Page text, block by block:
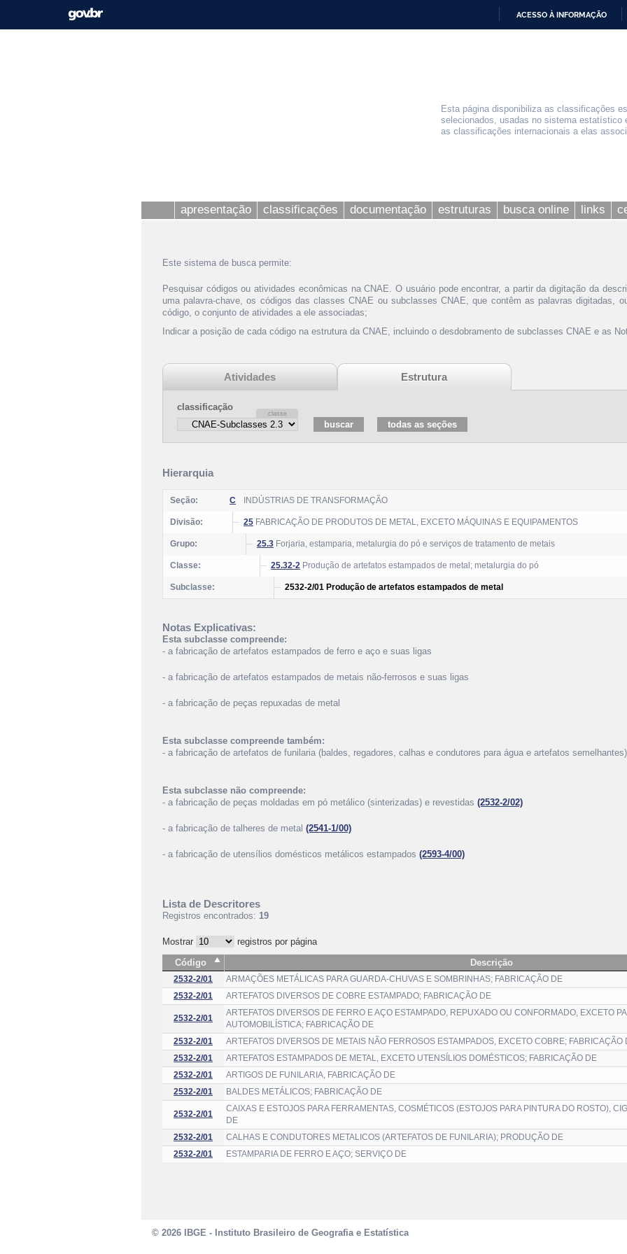
ACESSO À INFORMAÇÃO
Esta página disponibiliza as classificações
selecionados, usadas no sistema
as classificações internacionais a elas
apresentação classificações documentação estruturas busca online links
Este sistema de busca permite:
Pesquisar códigos ou atividades econômicas na CNAE. O usuário pode encontrar, a partir da digitação da
uma palavra-chave, os códigos das classes CNAE ou subclasses CNAE, que contêm as palavras digitadas,
código, o conjunto de atividades a ele associadas;
Indicar a posição de cada código na estrutura da CNAE, incluindo o desdobramento de subclasses CNAE e as
Atividades Estrutura
classificação
Hierarquia
Seção: C INDÚSTRIAS DE TRANSFORMAÇÃO
Divisão: 25 FABRICAÇÃO DE PRODUTOS DE METAL, EXCETO MÁQUINAS E EQUIPAMENTOS
Grupo: 25.3 Forjaria, estamparia, metalurgia do pó e serviços de tratamento de metais
Classe: 25.32-2 Produção de artefatos estampados de metal; metalurgia do pó
Subclasse: 2532-2/01 Produção de artefatos estampados de metal
Notas Explicativas:
Esta subclasse compreende:
- a fabricação de artefatos estampados de ferro e aço e suas ligas
- a fabricação de artefatos estampados de metais não-ferrosos e suas ligas
- a fabricação de peças repuxadas de metal
Esta subclasse compreende também:
- a fabricação de artefatos de funilaria (baldes, regadores, calhas e condutores para água e artefatos semelhantes)
Esta subclasse não compreende:
- a fabricação de peças moldadas em pó metálico (sinterizadas) e revestidas (2532-2/02)
- a fabricação de talheres de metal (2541-1/00)
- a fabricação de utensílios domésticos metálicos estampados (2593-4/00)
Lista de Descritores
Registros encontrados: 19
Mostrar
registros por página
Código
Descrição
2532-2/01
ARMAÇÕES METÁLICAS PARA GUARDA-CHUVAS E SOMBRINHAS; FABRICAÇÃO DE
2532-2/01
ARTEFATOS DIVERSOS DE COBRE ESTAMPADO; FABRICAÇÃO DE
2532-2/01
ARTEFATOS DIVERSOS DE FERRO E AÇO ESTAMPADO, REPUXADO OU CONFORMADO, EXCETO
AUTOMOBILÍSTICA; FABRICAÇÃO DE
2532-2/01
ARTEFATOS DIVERSOS DE METAIS NÃO FERROSOS ESTAMPADOS, EXCETO COBRE; FABRICAÇÃO
2532-2/01
ARTEFATOS ESTAMPADOS DE METAL, EXCETO UTENSÍLIOS DOMÉSTICOS; FABRICAÇÃO DE
2532-2/01
ARTIGOS DE FUNILARIA, FABRICAÇÃO DE
2532-2/01
BALDES METÁLICOS; FABRICAÇÃO DE
2532-2/01
CAIXAS E ESTOJOS PARA FERRAMENTAS, COSMÉTICOS (ESTOJOS PARA PINTURA DO ROSTO),
DE
2532-2/01
CALHAS E CONDUTORES METALICOS (ARTEFATOS DE FUNILARIA); PRODUÇÃO DE
2532-2/01
ESTAMPARIA DE FERRO E AÇO; SERVIÇO DE
© 2026 IBGE - Instituto Brasileiro de Geografia e Estatística